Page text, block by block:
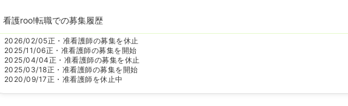
看護roo!転職での募集履歴
2026/02/05正・准看護師の募集を休止
2025/11/06正・准看護師の募集を開始
2025/04/04正・准看護師の募集を休止
2025/03/18正・准看護師の募集を開始
2020/09/17正・准看護師を休止中